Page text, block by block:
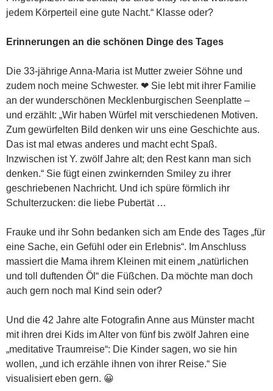
jedem Körperteil eine gute Nacht.“ Klasse oder?
Erinnerungen an die schönen Dinge des Tages
Die 33-jährige Anna-Maria ist Mutter zweier Söhne und
zudem noch meine Schwester. ❤ Sie lebt mit ihrer Familie
an der wunderschönen Mecklenburgischen Seenplatte –
und erzählt: „Wir haben Würfel mit verschiedenen Motiven.
Zum gewürfelten Bild denken wir uns eine Geschichte aus.
Das ist mal etwas anderes und macht echt Spaß.
Inzwischen ist Y. zwölf Jahre alt; den Rest kann man sich
denken.“ Sie fügt einen zwinkernden Smiley zu ihrer
geschriebenen Nachricht. Und ich spüre förmlich ihr
Schulterzucken: die liebe Pubertät …
Frauke und ihr Sohn bedanken sich am Ende des Tages „für
eine Sache, ein Gefühl oder ein Erlebnis“. Im Anschluss
massiert die Mama ihrem Kleinen mit einem „natürlichen
und toll duftenden Öl“ die Füßchen. Da möchte man doch
auch gern noch mal Kind sein oder?
Und die 42 Jahre alte Fotografin Anne aus Münster macht
mit ihren drei Kids im Alter von fünf bis zwölf Jahren eine
„meditative Traumreise“: Die Kinder sagen, wo sie hin
wollen, „und ich erzähle ihnen von ihrer Reise.“ Sie
visualisiert eben gern. 😀